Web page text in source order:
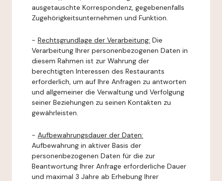
ausgetauschte Korrespondenz, gegebenenfalls
Zugehörigkeitsunternehmen und Funktion.
- Rechtsgrundlage der Verarbeitung: Die
Verarbeitung Ihrer personenbezogenen Daten in
diesem Rahmen ist zur Wahrung der
berechtigten Interessen des Restaurants
erforderlich, um auf Ihre Anfragen zu antworten
und allgemeiner die Verwaltung und Verfolgung
seiner Beziehungen zu seinen Kontakten zu
gewährleisten.
- Aufbewahrungsdauer der Daten:
Aufbewahrung in aktiver Basis der
personenbezogenen Daten für die zur
Beantwortung Ihrer Anfrage erforderliche Dauer
und maximal 3 Jahre ab Erhebung Ihrer